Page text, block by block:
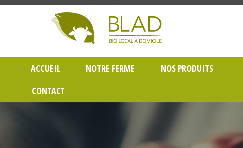
ACCUEIL NOTRE FERME NOS PRODUITS
CONTACT